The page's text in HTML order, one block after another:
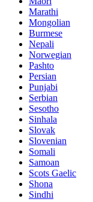
Marathi
Mongolian
Burmese
Nepali
Norwegian
Pashto
Persian
Punjabi
Serbian
Sesotho
Sinhala
Slovak
Slovenian
Somali
Samoan
Scots Gaelic
Shona
Sindhi